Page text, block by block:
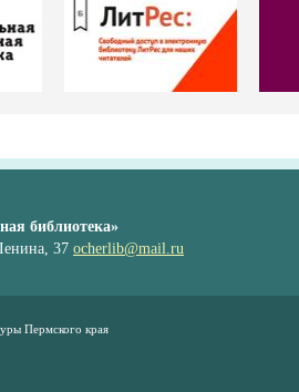
библиотека»
37 ocherlib@mail.ru
Пермского края